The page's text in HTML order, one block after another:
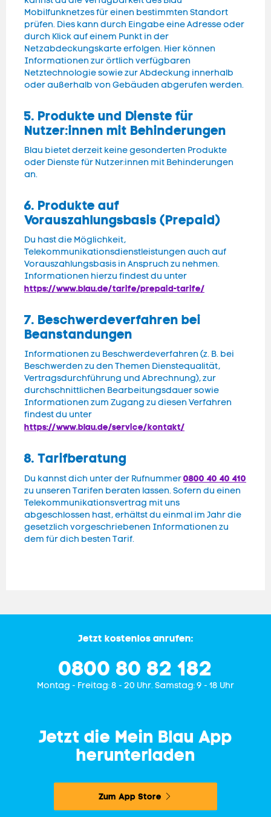
Mobilfunknetzes für einen bestimmten Standort
prüfen. Dies kann durch Eingabe eine Adresse oder
durch Klick auf einem Punkt in der
Netzabdeckungskarte erfolgen. Hier können
Informationen zur örtlich verfügbaren
Netztechnologie sowie zur Abdeckung innerhalb
oder außerhalb von Gebäuden abgerufen werden.
5. Produkte und Dienste für
Nutzer:innen mit Behinderungen
Blau bietet derzeit keine gesonderten Produkte
oder Dienste für Nutzer:innen mit Behinderungen
an.
6. Produkte auf
Vorauszahlungsbasis (Prepaid)
Du hast die Möglichkeit,
Telekommunikationsdienstleistungen auch auf
Vorauszahlungsbasis in Anspruch zu nehmen.
Informationen hierzu findest du unter
https://www.blau.de/tarife/prepaid-tarife/
7. Beschwerdeverfahren bei
Beanstandungen
Informationen zu Beschwerdeverfahren (z. B. bei
Beschwerden zu den Themen Dienstequalität,
Vertragsdurchführung und Abrechnung), zur
durchschnittlichen Bearbeitungsdauer sowie
Informationen zum Zugang zu diesen Verfahren
findest du unter
https://www.blau.de/service/kontakt/
8. Tarifberatung
Du kannst dich unter der Rufnummer0800 40 40 410
zu unseren Tarifen beraten lassen. Sofern du einen
Telekommunikationsvertrag mit uns
abgeschlossen hast, erhältst du einmal im Jahr die
gesetzlich vorgeschriebenen Informationen zu
dem für dich besten Tarif.
Jetzt kostenlos anrufen:
0800 80 82 182
Mon­tag - Freitag: 8 - 20 Uhr. Samstag: 9 - 18 Uhr
Jetzt die Mein Blau App
herunterladen
Zum App Store